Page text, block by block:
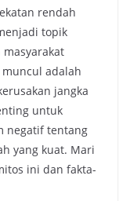
rendah
topik
adalah
jangka
untuk
negatif tentang
yang kuat. Mari
ini dan fakta-